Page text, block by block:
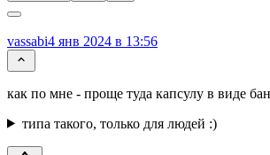
vassabi4 янв 2024 в 13:56
как по мне - проще туда капсулу в виде
типа такого, только для людей :)